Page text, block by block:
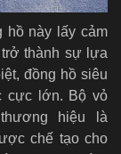
hồ này lấy cảm
thành sự lựa
đồng hồ siêu
cực lớn. Bộ vỏ
hiệu là
chế tạo cho